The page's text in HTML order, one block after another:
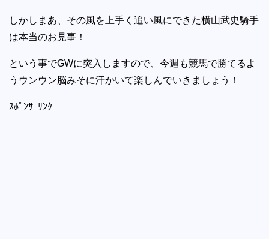
しかしまあ、その風を上手く追い風にできた横山武史騎手
は本当のお見事！
という事でGWに突入しますので、今週も競馬で勝てるよ
うウンウン脳みそに汗かいて楽しんでいきましょう！
ｽﾎﾟﾝｻｰﾘﾝｸ